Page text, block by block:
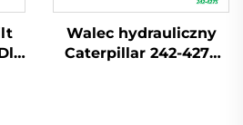
Walec hydrauliczny
Caterpillar 242-4275